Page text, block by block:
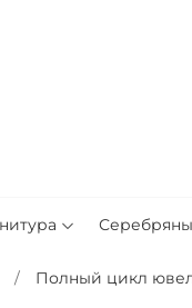
Полный цикл